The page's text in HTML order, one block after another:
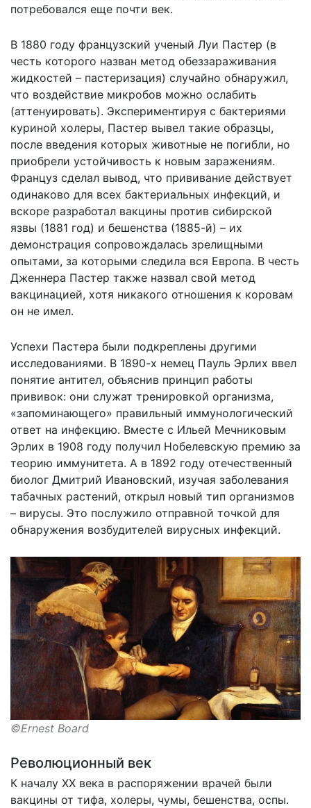
потребовался еще почти век.
В 1880 году французский ученый Луи Пастер (в
честь которого назван метод обеззараживания
жидкостей – пастеризация) случайно обнаружил,
что воздействие микробов можно ослабить
(аттенуировать). Экспериментируя с бактериями
куриной холеры, Пастер вывел такие образцы,
после введения которых животные не погибли, но
приобрели устойчивость к новым заражениям.
Француз сделал вывод, что прививание действует
одинаково для всех бактериальных инфекций, и
вскоре разработал вакцины против сибирской
язвы (1881 год) и бешенства (1885-й) – их
демонстрация сопровождалась зрелищными
опытами, за которыми следила вся Европа. В честь
Дженнера Пастер также назвал свой метод
вакцинацией, хотя никакого отношения к коровам
он не имел.
Успехи Пастера были подкреплены другими
исследованиями. В 1890-х немец Пауль Эрлих ввел
понятие антител, объяснив принцип работы
прививок: они служат тренировкой организма,
«запоминающего» правильный иммунологический
ответ на инфекцию. Вместе с Ильей Мечниковым
Эрлих в 1908 году получил Нобелевскую премию за
теорию иммунитета. А в 1892 году отечественный
биолог Дмитрий Ивановский, изучая заболевания
табачных растений, открыл новый тип организмов
– вирусы. Это послужило отправной точкой для
обнаружения возбудителей вирусных инфекций.
©Ernest Board
Революционный век
К началу XX века в распоряжении врачей были
вакцины от тифа, холеры, чумы, бешенства, оспы.